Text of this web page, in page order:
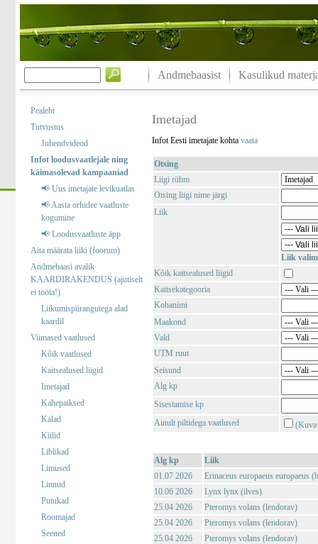
Andmebaasist Kasulikud
Pealeht
Tutvustus
Juhendvideod
Infot loodusvaatlejale ning
käimasolevad kampaaniad
📢 Uus imetajate levikuatlas
📢 Aasta orhidee vaatluste
kogumine
📢 Loodusvaatluste äpp
Aita määrata liiki (foorum)
Andmebaasi avalik
KAARDIRAKENDUS (ajutiselt
ei tööta!)
Liikumispiirangutega alad
kaardil
Viimased vaatlused
Kõik vaatlused
Kaitsealused liigid
Imetajad
Kahepaiksed
Kalad
Kiilid
Liblikad
Limused
Linnud
Putukad
Roomajad
Seened
Imetajad
Infot Eesti imetajate kohta vaata
Otsing
Liigi rühm
Otsing liigi nime järgi
Liik
Liik
Kõik kaitsealused liigid
Kaitsekategooria
Kohanimi
Maakond
Vald
UTM ruut
Seisund
Alg kp
Sisestamise kp
Ainult piltidega vaatlused
(Kuva
Alg kp
Liik
01.07 2026
Erinaceus europaeus europaeus
10.06 2026
Lynx lynx (ilves)
25.04 2026
Pteromys volans (lendorav)
25.04 2026
Pteromys volans (lendorav)
25.04 2026
Pteromys volans (lendorav)